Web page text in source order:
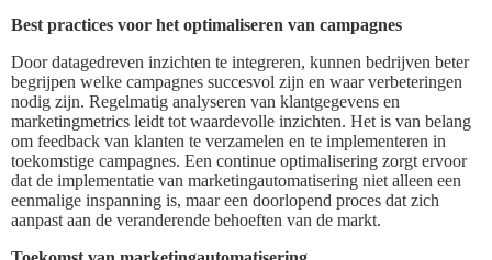
Best practices voor het optimaliseren van campagnes
Door datagedreven inzichten te integreren, kunnen bedrijven beter
begrijpen welke campagnes succesvol zijn en waar verbeteringen
nodig zijn. Regelmatig analyseren van klantgegevens en
marketingmetrics leidt tot waardevolle inzichten. Het is van belang
om feedback van klanten te verzamelen en te implementeren in
toekomstige campagnes. Een continue optimalisering zorgt ervoor
dat de implementatie van marketingautomatisering niet alleen een
eenmalige inspanning is, maar een doorlopend proces dat zich
aanpast aan de veranderende behoeften van de markt.